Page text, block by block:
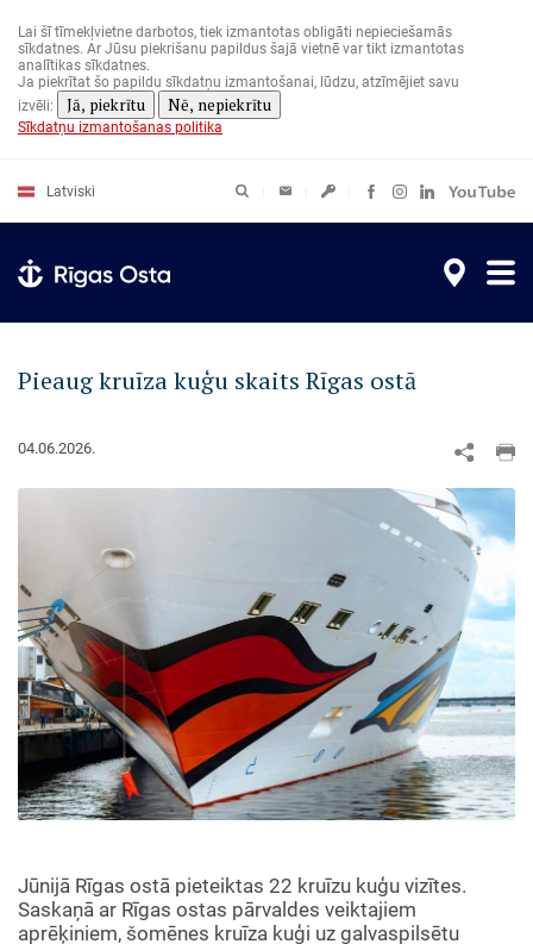
galveno
saturu
Lai šī tīmekļvietne darbotos, tiek izmantotas obligāti nepieciešamās
sīkdatnes. Ar Jūsu piekrišanu papildus šajā vietnē var tikt izmantotas
analītikas sīkdatnes.
Ja piekrītat šo papildu sīkdatņu izmantošanai, lūdzu, atzīmējiet savu
izvēli:
Jā, piekrītu Nē, nepiekrītu
Sīkdatņu izmantošanas politika
Latviski
Pieaug kruīza kuģu skaits Rīgas ostā
04.06.2026.
Jūnijā Rīgas ostā pieteiktas 22 kruīzu kuģu vizītes.
Saskaņā ar Rīgas ostas pārvaldes veiktajiem
aprēķiniem, šomēnes kruīza kuģi uz galvaspilsētu